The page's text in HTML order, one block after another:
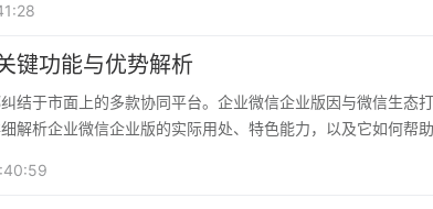
键功能与优势解析
结于市面上的多款协同平台。企业微信企业版因与微信生
解析企业微信企业版的实际用处、特色能力，以及它如何帮助